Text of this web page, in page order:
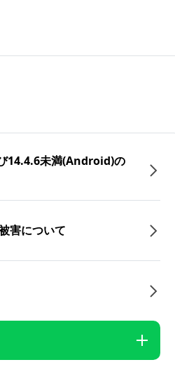
14.4.6未満(Android)の
害について